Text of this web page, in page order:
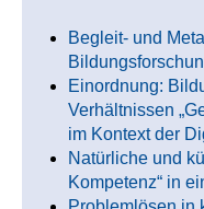
Begleit- und
Einordnung:
Verhältnissen
im Kontext der
Natürliche und
Kompetenz“ in